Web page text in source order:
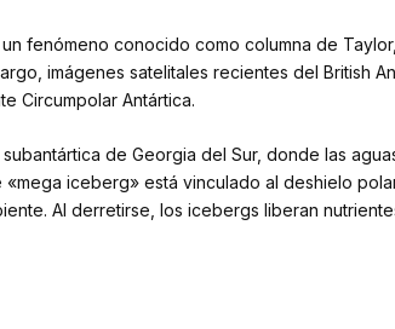
fenómeno conocido como columna de
imágenes satelitales recientes del British
Circumpolar Antártica.
de Georgia del Sur, donde las
iceberg» está vinculado al deshielo
Al derretirse, los icebergs liberan